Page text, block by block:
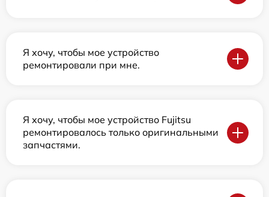
Я хочу, чтобы мое устройство
ремонтировали при мне.
Я хочу, чтобы мое устройство Fujitsu
ремонтировалось только оригинальными
запчастями.